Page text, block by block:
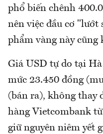
phổ biến chênh
nên việc đầu cơ "lướt
phẩm vàng này cũng
Giá USD tự do tại
mức 23.450 đồng
(bán ra), không thay
hàng Vietcombank
giữ nguyên niêm yết